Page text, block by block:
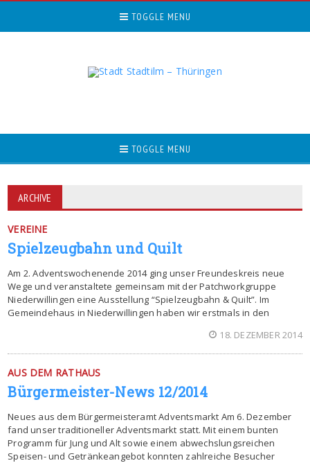
TOGGLE MENU
TOGGLE MENU
ARCHIVE
VEREINE
Spielzeugbahn und Quilt
Am 2. Adventswochenende 2014 ging unser Freundeskreis neue
Wege und veranstaltete gemeinsam mit der Patchworkgruppe
Niederwillingen eine Ausstellung “Spielzeugbahn & Quilt”. Im
Gemeindehaus in Niederwillingen haben wir erstmals in den
18. DEZEMBER 2014
AUS DEM RATHAUS
Bürgermeister-News 12/2014
Neues aus dem Bürgermeisteramt Adventsmarkt Am 6. Dezember
fand unser traditioneller Adventsmarkt statt. Mit einem bunten
Programm für Jung und Alt sowie einem abwechslungsreichen
Speisen- und Getränkeangebot konnten zahlreiche Besucher